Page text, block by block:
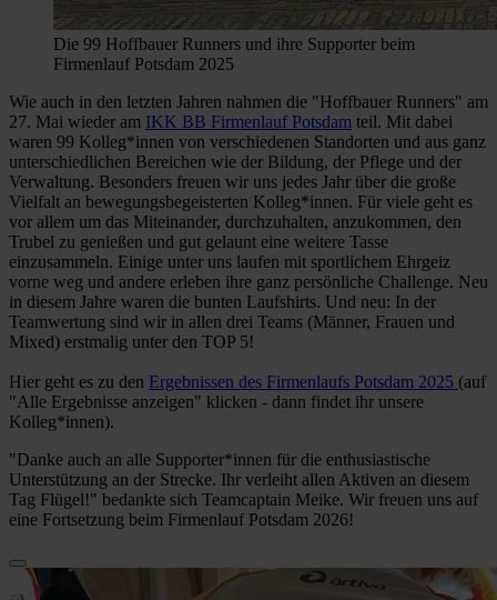
Die 99 Hoffbauer Runners und ihre Supporter beim
Firmenlauf Potsdam 2025
Wie auch in den letzten Jahren nahmen die "Hoffbauer Runners" am
27. Mai wieder am IKK BB Firmenlauf Potsdam teil. Mit dabei
waren 99 Kolleg*innen von verschiedenen Standorten und aus ganz
unterschiedlichen Bereichen wie der Bildung, der Pflege und der
Verwaltung. Besonders freuen wir uns jedes Jahr über die große
Vielfalt an bewegungsbegeisterten Kolleg*innen. Für viele geht es
vor allem um das Miteinander, durchzuhalten, anzukommen, den
Trubel zu genießen und gut gelaunt eine weitere Tasse
einzusammeln. Einige unter uns laufen mit sportlichem Ehrgeiz
vorne weg und andere erleben ihre ganz persönliche Challenge. Neu
in diesem Jahre waren die bunten Laufshirts. Und neu: In der
Teamwertung sind wir in allen drei Teams (Männer, Frauen und
Mixed) erstmalig unter den TOP 5!
Hier geht es zu den Ergebnissen des Firmenlaufs Potsdam 2025 (auf
"Alle Ergebnisse anzeigen" klicken - dann findet ihr unsere
Kolleg*innen).
"Danke auch an alle Supporter*innen für die enthusiastische
Unterstützung an der Strecke. Ihr verleiht allen Aktiven an diesem
Tag Flügel!" bedankte sich Teamcaptain Meike. Wir freuen uns auf
eine Fortsetzung beim Firmenlauf Potsdam 2026!